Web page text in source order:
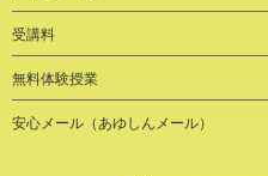
受講料
無料体験授業
安心メール（あゆしんメール）